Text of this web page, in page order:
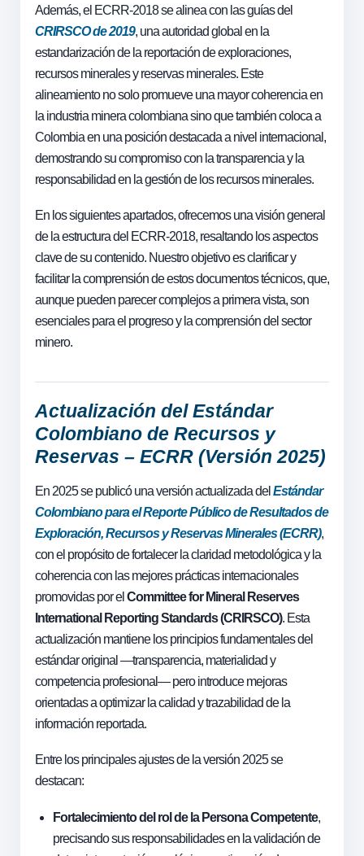
Además, el ECRR-2018 se alinea con las guías del
CRIRSCO de 2019, una autoridad global en la
estandarización de la reportación de exploraciones,
recursos minerales y reservas minerales. Este
alineamiento no solo promueve una mayor coherencia en
la industria minera colombiana sino que también coloca a
Colombia en una posición destacada a nivel internacional,
demostrando su compromiso con la transparencia y la
responsabilidad en la gestión de los recursos minerales.
En los siguientes apartados, ofrecemos una visión general
de la estructura del ECRR-2018, resaltando los aspectos
clave de su contenido. Nuestro objetivo es clarificar y
facilitar la comprensión de estos documentos técnicos, que,
aunque pueden parecer complejos a primera vista, son
esenciales para el progreso y la comprensión del sector
minero.
Actualización del Estándar
Colombiano de Recursos y
Reservas – ECRR (Versión 2025)
En 2025 se publicó una versión actualizada del Estándar
Colombiano para el Reporte Público de Resultados de
Exploración, Recursos y Reservas Minerales (ECRR),
con el propósito de fortalecer la claridad metodológica y la
coherencia con las mejores prácticas internacionales
promovidas por el Committee for Mineral Reserves
International Reporting Standards (CRIRSCO). Esta
actualización mantiene los principios fundamentales del
estándar original —transparencia, materialidad y
competencia profesional— pero introduce mejoras
orientadas a optimizar la calidad y trazabilidad de la
información reportada.
Entre los principales ajustes de la versión 2025 se
destacan:
Fortalecimiento del rol de la Persona Competente,
precisando sus responsabilidades en la validación de